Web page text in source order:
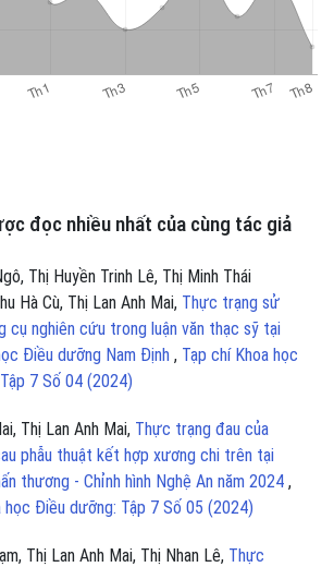
đọc nhiều nhất của cùng tác giả
Thị Huyền Trinh Lê, Thị Minh Thái
Hà Cù, Thị Lan Anh Mai, Thực trạng sử
cụ nghiên cứu trong luận văn thạc sỹ tại
Điều dưỡng Nam Định , Tạp chí Khoa học
7 Số 04 (2024)
Thị Lan Anh Mai, Thực trạng đau của
phẫu thuật kết hợp xương chi trên tại
thương - Chỉnh hình Nghệ An năm 2024 ,
học Điều dưỡng: Tập 7 Số 05 (2024)
Thị Lan Anh Mai, Thị Nhan Lê, Thực